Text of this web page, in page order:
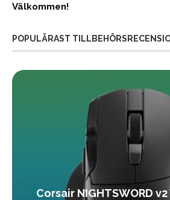
Välkommen!
POPULÄRAST
Corsair NIGHTSWORD